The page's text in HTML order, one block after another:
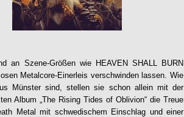
an Szene-Größen wie HEAVEN SHALL BURN
Metalcore-Einerleis verschwinden lassen. Wie
Münster sind, stellen sie schon allein mit der
Album „The Rising Tides of Oblivion“ die Treue
Metal mit schwedischem Einschlag und einer